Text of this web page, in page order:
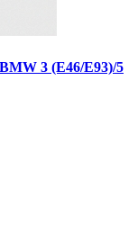
3 (E46/E93)/5